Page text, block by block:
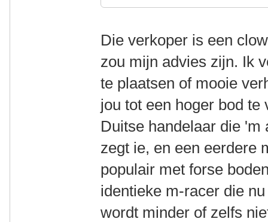
Die verkoper is een
zou mijn advies zijn. Ik
te plaatsen of mooie
jou tot een hoger bod
Duitse handelaar die 'm
zegt ie, en een eerdere
populair met forse
identieke m-racer die
wordt minder of zelfs